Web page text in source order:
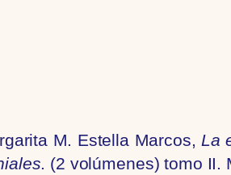
M. Estella Marcos,La
. (2 volúmenes) tomo II.